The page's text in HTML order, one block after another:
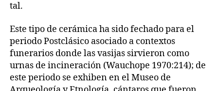
tal.
Este tipo de cerámica ha sido fechado para el
periodo Postclásico asociado a contextos
funerarios donde las vasijas sirvieron como
urnas de incineración (Wauchope 1970:214); de
este periodo se exhiben en el Museo de